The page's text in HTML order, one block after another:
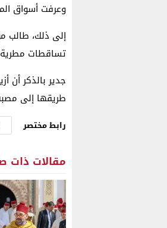
وعرفت أسواق
إلى ذلك، طالب
تساقطات
طريقها إلى
رابط مختصر
مقالات ذات